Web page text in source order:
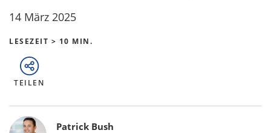
14 März 2025
LESEZEIT > 10 MIN.
TEILEN
Bylines
Patrick Bush